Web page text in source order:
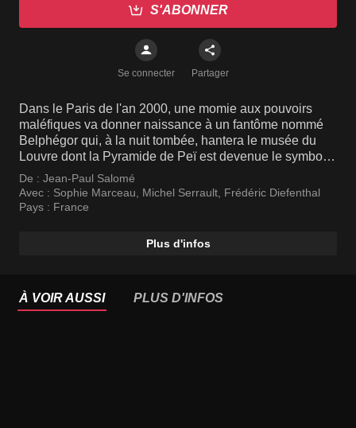
S'ABONNER
Se connecter Partager
Dans le Paris de l'an 2000, une momie aux pouvoirs
maléfiques va donner naissance à un fantôme nommé
Belphégor qui, à la nuit tombée, hantera le musée du
Louvre dont la Pyramide de Peï est devenue le symbole
universel.
De : Jean-Paul Salomé
Avec : Sophie Marceau, Michel Serrault, Frédéric Diefenthal
Pays : France
Plus d'infos
À VOIR AUSSI PLUS D'INFOS